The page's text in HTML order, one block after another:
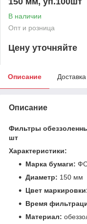
В наличии
Опт и розница
Цену уточняйте
Описание Доставка
Описание
Фильтры
шт
Характеристики:
Марка бумаги:
Диаметр: 150 мм
Цвет
Время
Материал: